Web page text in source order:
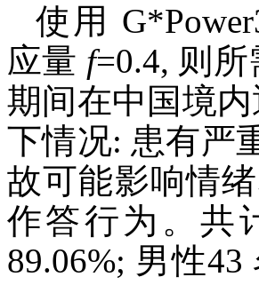
使用
应量 f=0.4, 则
期间在中国境
下情况: 患有严
故可能影响情
作答行为。共
89.06%; 男性